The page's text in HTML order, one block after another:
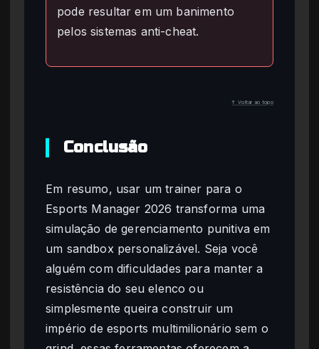
pode resultar em um banimento
pelos sistemas anti-cheat.
↑ Voltar ao topo
Conclusão
Em resumo, usar um trainer para o
Esports Manager 2026 transforma uma
simulação de gerenciamento punitiva em
um sandbox personalizável. Seja você
alguém com dificuldades para manter a
resistência do seu elenco ou
simplesmente queira construir um
império de esports multimilionário sem o